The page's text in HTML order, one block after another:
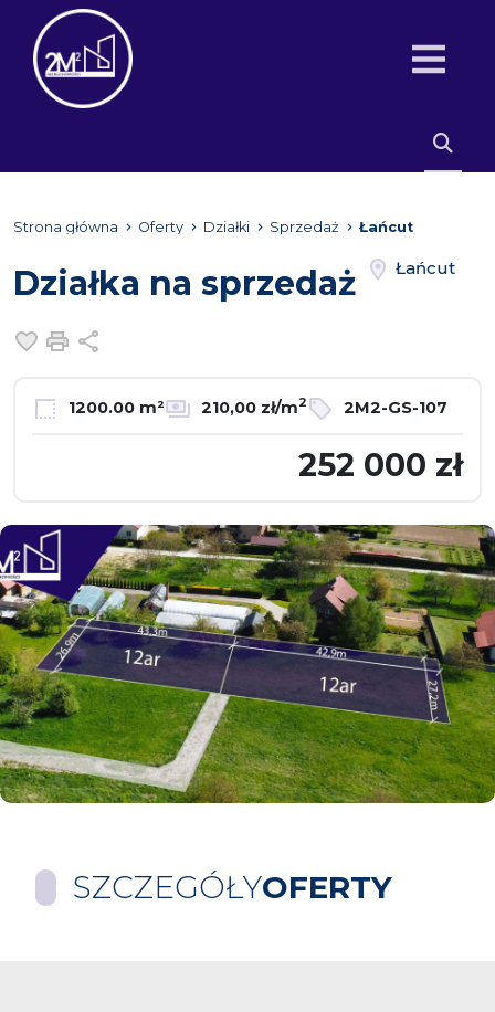
Strona główna Oferty Działki Sprzedaż Łańcut
Działka na sprzedaż Łańcut
Dodaj do ulubionych
Drukuj
1200.00 m² 210,00 zł/m2 2M2-GS-107
252 000 zł
SZCZEGÓŁYOFERTY